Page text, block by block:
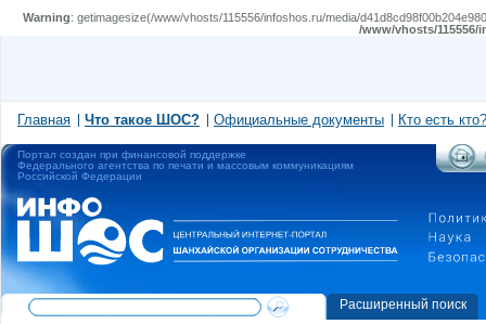
Warning: getimagesize(/www/vhosts/115556/infoshos.ru/media/
/www/vhosts/
Главная Что такое ШОС? Официальные документы Кто есть кто?
Портал создан при финансовой поддержке
Федерального агентства по печати и массовым коммуникациям
Российской Федерации
Расширенный поиск